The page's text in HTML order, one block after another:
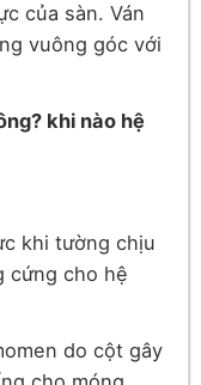
của sàn. Ván
vuông góc với
khi nào hệ
khi tường chịu
cứng cho hệ
do cột gây